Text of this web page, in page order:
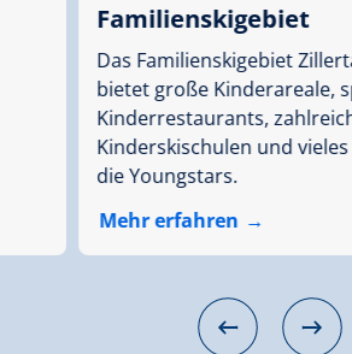
Familienskigebiet
Das Familienskigebiet
bietet große Kinderareale,
Kinderrestaurants,
Kinderskischulen und
die Youngstars.
Mehr erfahren